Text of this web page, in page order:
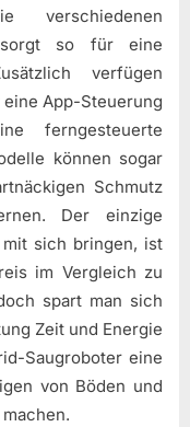
verschiedenen
sorgt so für eine
verfügen
App-Steuerung
ferngesteuerte
können sogar
Schmutz
Der einzige
sich bringen, ist
im Vergleich zu
spart man sich
Zeit und Energie
Saugroboter eine
von Böden und